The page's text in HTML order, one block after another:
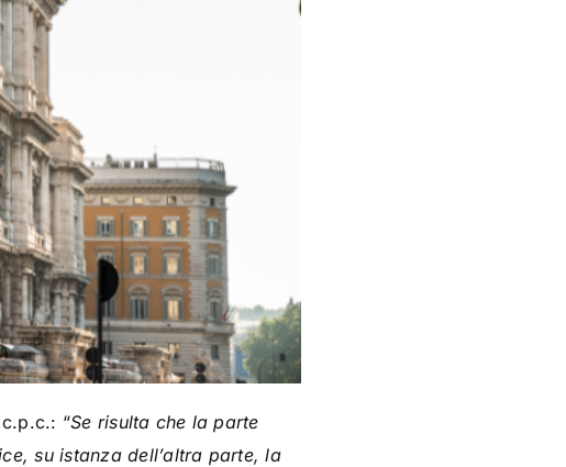
“Se risulta che la parte
su istanza dell’altra parte, la